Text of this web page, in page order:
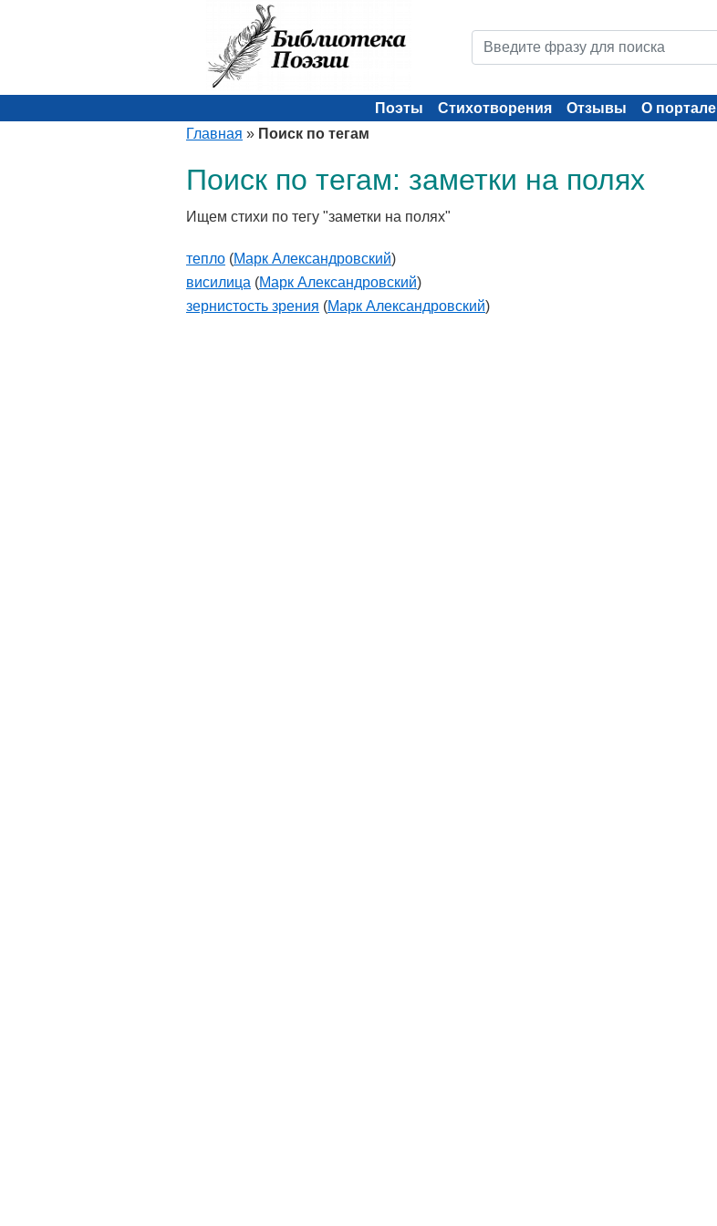
Поэты Стихотворения Отзывы О портале
Главная » Поиск по тегам
Поиск по тегам: заметки на полях
Ищем стихи по тегу "заметки на полях"
тепло (Марк Александровский)
висилица (Марк Александровский)
зернистость зрения (Марк Александровский)